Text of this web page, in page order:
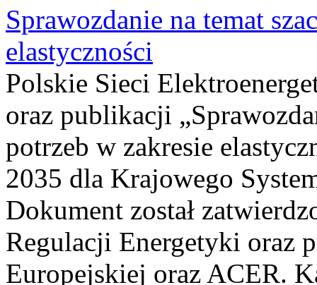
Sprawozdanie na temat
elastyczności
Polskie Sieci
oraz publikacji
potrzeb w zakresie
2035 dla Krajowego
Dokument został
Regulacji Energetyki oraz
Europejskiej oraz ACER.